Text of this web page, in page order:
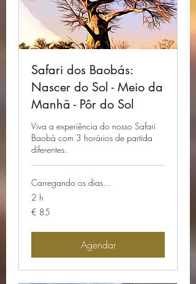
Safari dos Baobás:
Nascer do Sol - Meio da
Manhã - Pôr do Sol
Viva a experiência do nosso Safari
Baobá com 3 horários de partida
diferentes.
Carregando os dias...
2 h
85
Euros
€ 85
Agendar